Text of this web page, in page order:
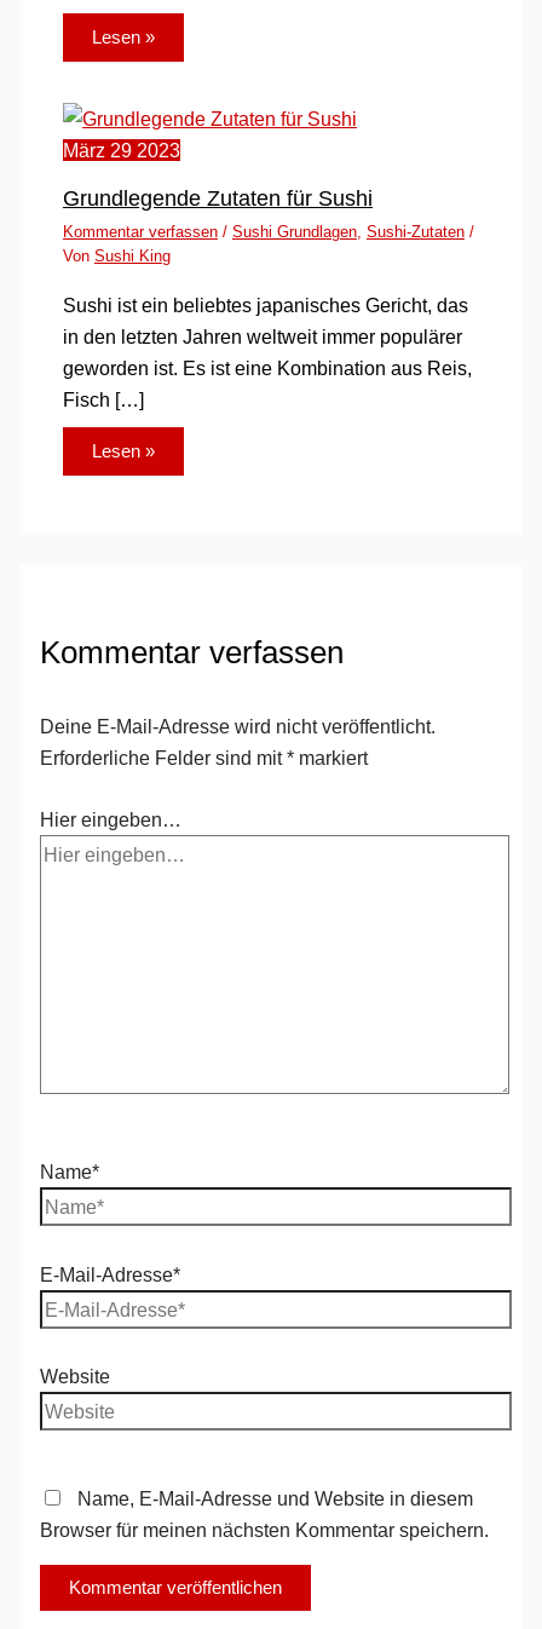
Lesen »
März 29 2023
Grundlegende Zutaten für Sushi
Kommentar verfassen / Sushi Grundlagen, Sushi-Zutaten/
Von Sushi King
Sushi ist ein beliebtes japanisches Gericht, das
in den letzten Jahren weltweit immer populärer
geworden ist. Es ist eine Kombination aus Reis,
Fisch […]
Lesen »
Kommentar verfassen
Deine E-Mail-Adresse wird nicht veröffentlicht.
Erforderliche Felder sind mit* markiert
Hier eingeben…
Name*
E-Mail-Adresse*
Website
Name, E-Mail-Adresse und Website in diesem
Browser für meinen nächsten Kommentar speichern.